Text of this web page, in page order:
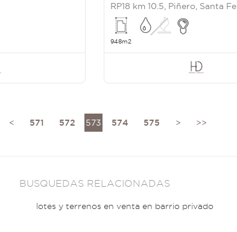
RP18 km 10.5, Piñero, Santa Fe
948m2
< 571 572 573 574 575 > >>
BUSQUEDAS RELACIONADAS
lotes y terrenos en venta en barrio privado